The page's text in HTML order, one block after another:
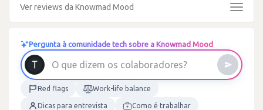
Ver reviews da Knowmad Mood
Toggle
Pergunta à comunidade tech sobre a Knowmad Mood
O que d izem os colaborad ores?
Red flags Work-life balance
Dicas para entrevista Como é trabalhar